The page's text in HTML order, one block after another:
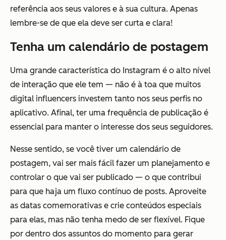
referência aos seus valores e à sua cultura. Apenas
lembre-se de que ela deve ser curta e clara!
Tenha um calendário de postagem
Uma grande característica do Instagram é o alto nível
de interação que ele tem — não é à toa que muitos
digital influencers investem tanto nos seus perfis no
aplicativo. Afinal, ter uma frequência de publicação é
essencial para manter o interesse dos seus seguidores.
Nesse sentido, se você tiver um calendário de
postagem, vai ser mais fácil fazer um planejamento e
controlar o que vai ser publicado — o que contribui
para que haja um fluxo contínuo de posts. Aproveite
as datas comemorativas e crie conteúdos especiais
para elas, mas não tenha medo de ser flexível. Fique
por dentro dos assuntos do momento para gerar